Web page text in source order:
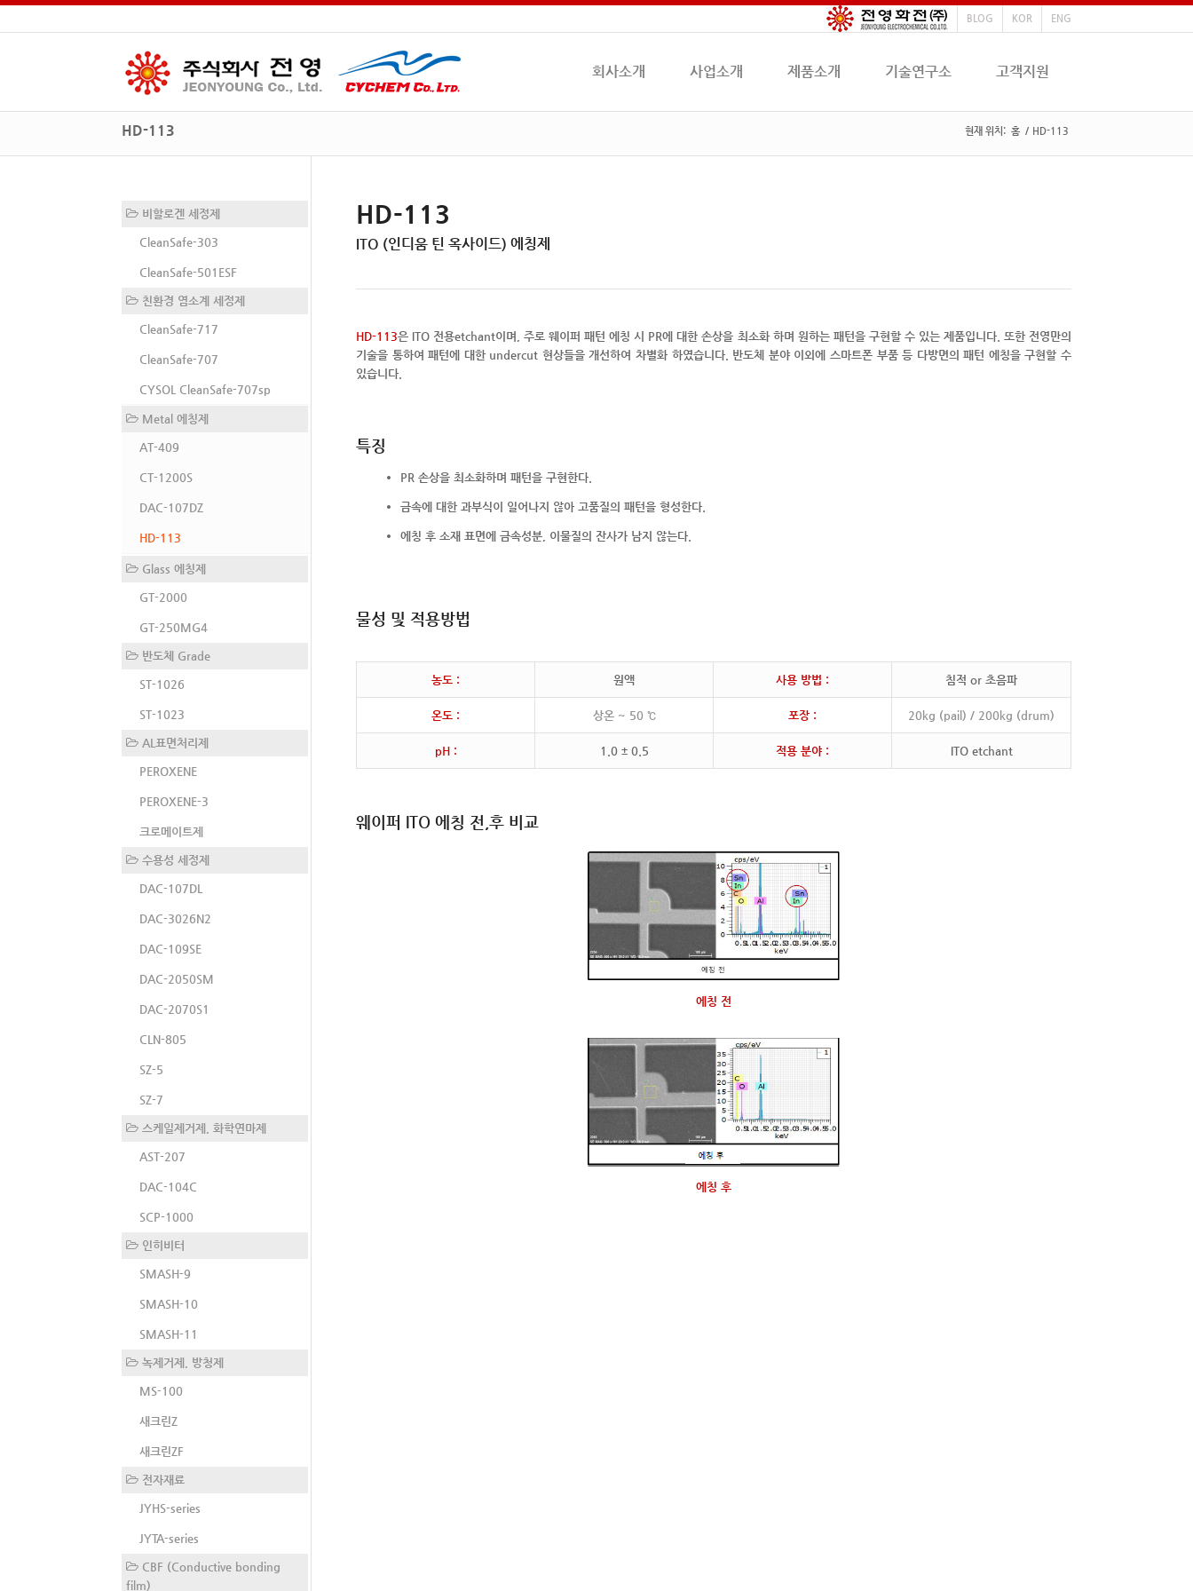
BLOG KOR ENG
회사소개 사업소개 제품소개 기술연구소 고객지원
HD-113 현재 위치: 홈 / HD-113
HD-113
ITO (인디움 틴 옥사이드) 에칭제
HD-113은 ITO 전용etchant이며, 주로 웨이퍼 패턴 에칭 시 PR에 대한 손상을 최소화 하며 원하는 패턴을 구현할 수 있는 제품입니다. 또한 전영만의
기술을 통하여 패턴에 대한 undercut 현상들을 개선하여 차별화 하였습니다. 반도체 분야 이외에 스마트폰 부품 등 다방면의 패턴 에칭을 구현할 수
있습니다.
특징
PR 손상을 최소화하며 패턴을 구현한다.
금속에 대한 과부식이 일어나지 않아 고품질의 패턴을 형성한다.
에칭 후 소재 표면에 금속성분, 이물질의 잔사가 남지 않는다.
물성 및 적용방법
농도 : 원액 사용 방법 : 침적 or 초음파
온도 : 상온 ~ 50 ℃ 포장 : 20kg (pail) / 200kg (drum)
pH : 1.0 ± 0.5 적용 분야 : ITO etchant
웨이퍼 ITO 에칭 전,후 비교
에칭 전
에칭 후
비할로겐 세정제
CleanSafe-303
CleanSafe-501ESF
친환경 염소계 세정제
CleanSafe-717
CleanSafe-707
CYSOL CleanSafe-707sp
Metal 에칭제
AT-409
CT-1200S
DAC-107DZ
HD-113
Glass 에칭제
GT-2000
GT-250MG4
반도체 Grade
ST-1026
ST-1023
AL표면처리제
PEROXENE
PEROXENE-3
크로메이트제
수용성 세정제
DAC-107DL
DAC-3026N2
DAC-109SE
DAC-2050SM
DAC-2070S1
CLN-805
SZ-5
SZ-7
스케일제거제, 화학연마제
AST-207
DAC-104C
SCP-1000
인히비터
SMASH-9
SMASH-10
SMASH-11
녹제거제, 방청제
MS-100
새크린Z
새크린ZF
전자재료
JYHS-series
JYTA-series
CBF (Conductive bonding
film)